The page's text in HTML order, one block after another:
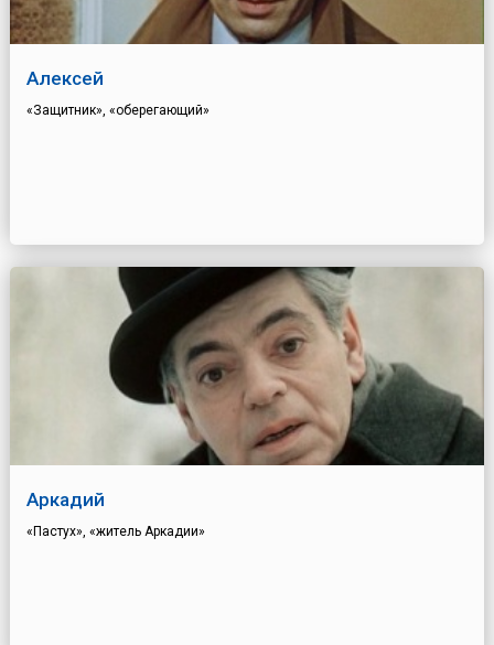
Алексей
«Защитник», «оберегающий»
Аркадий
«Пастух», «житель Аркадии»